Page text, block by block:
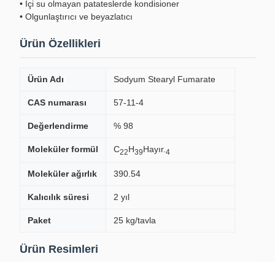
• İçi su olmayan patateslerde kondisioner
• Olgunlaştırıcı ve beyazlatıcı
Ürün Özellikleri
Ürün Adı Sodyum Stearyl Fumarate
CAS numarası 57-11-4
Değerlendirme % 98
Moleküler formül C22H39Hayır. 4
Moleküler ağırlık 390.54
Kalıcılık süresi 2 yıl
Paket 25 kg/tavla
Ürün Resimleri